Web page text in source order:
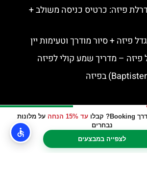
עד 15% הנחה
על מלונות
נבחרים
לצפייה במבצעים
פיזה: כרטיס כניסה משולב +
פיזה + סיור מודרך וטעימות יין
פיזה – מדריך שמע קולי לפיזה